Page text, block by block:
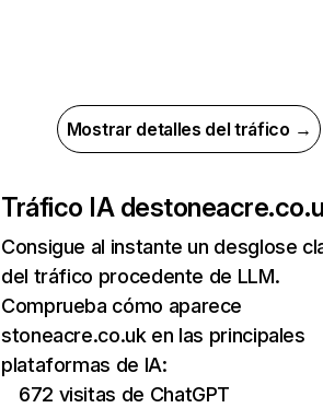
Mostrar detalles del tráfico →
Tráfico IA de
Consigue al instante un desglose
del tráfico procedente de LLM.
Comprueba cómo aparece
stoneacre.co.uk en las principales
plataformas de IA:
672 visitas de ChatGPT